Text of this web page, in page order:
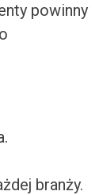
powinny
branży.